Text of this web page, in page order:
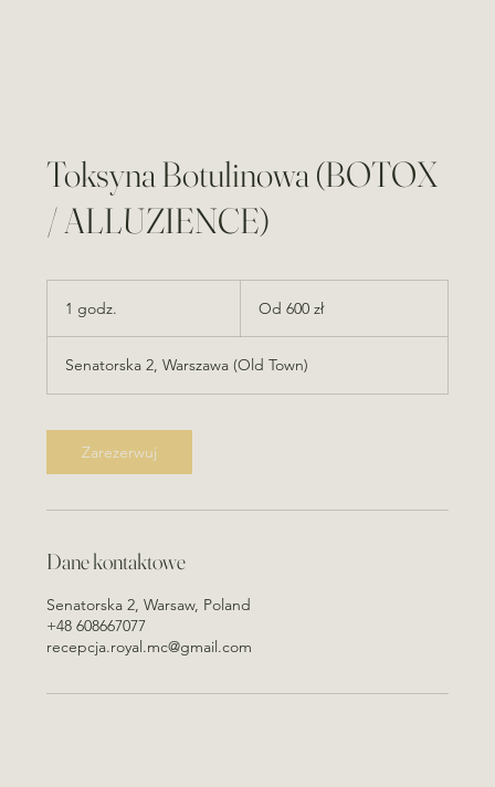
Toksyna Botulinowa (BOTOX
/ ALLUZIENCE)
1 godz.
d
z
złotych
Od 600 zł
Senatorska 2, Warszawa (Old Town)
Zarezerwuj
Dane kontaktowe
Senatorska 2, Warsaw, Poland
+48 608667077
recepcja.royal.mc@gmail.com